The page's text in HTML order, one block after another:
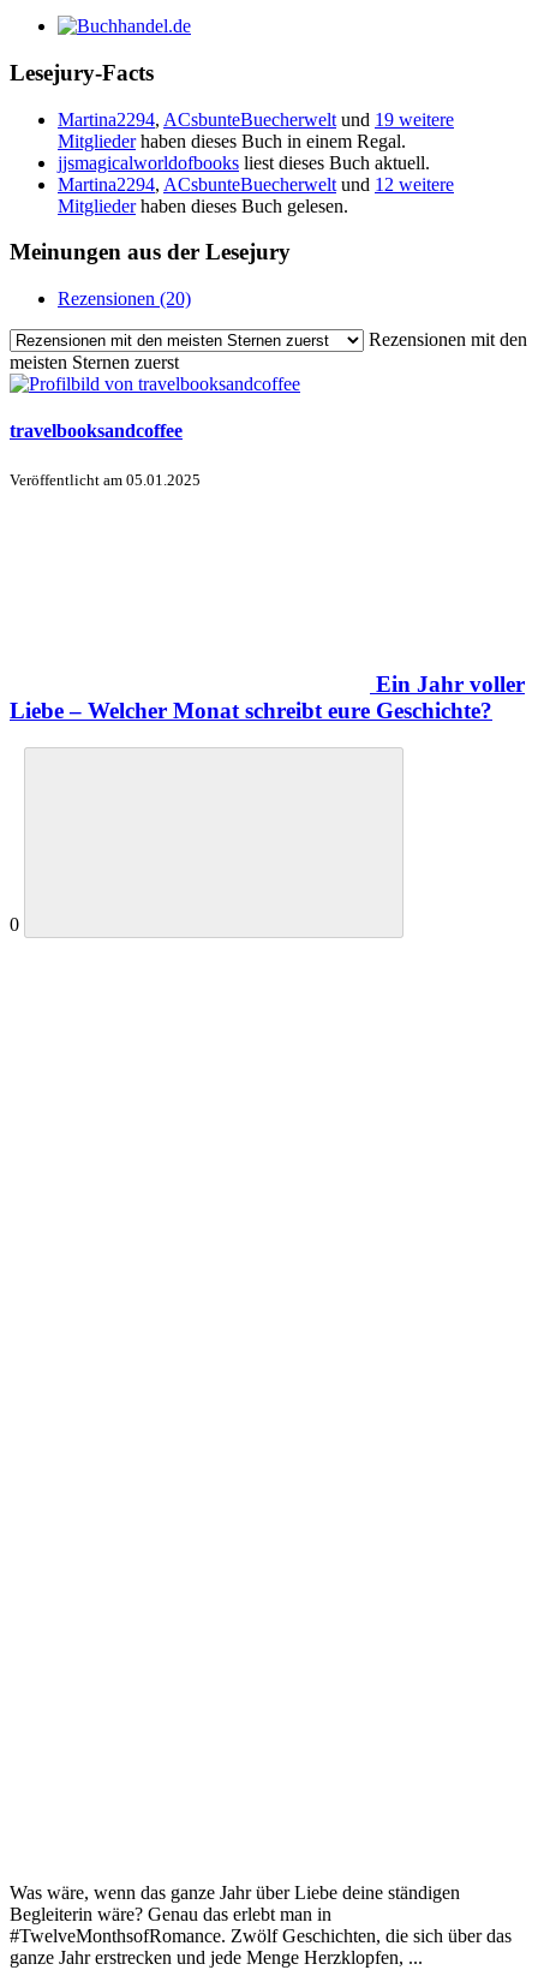
Lesejury-Facts
Martina2294, ACsbunteBuecherwelt und 19 weitere
Mitgliederhaben dieses Buch in einem Regal.
jjsmagicalworldofbooks liest dieses Buch aktuell.
Martina2294, ACsbunteBuecherwelt und 12 weitere
Mitgliederhaben dieses Buch gelesen.
Meinungen aus der Lesejury
Rezensionen (20)
Rezensionen mit den
meisten Sternen zuerst
travelbooksandcoffee
Veröffentlicht am 05.01.2025
Ein Jahr voller
Liebe – Welcher Monat schreibt eure Geschichte?
0
Was wäre, wenn das ganze Jahr über Liebe deine ständigen
Begleiterin wäre? Genau das erlebt man in
#TwelveMonthsofRomance. Zwölf Geschichten, die sich über das
ganze Jahr erstrecken und jede Menge Herzklopfen, ...